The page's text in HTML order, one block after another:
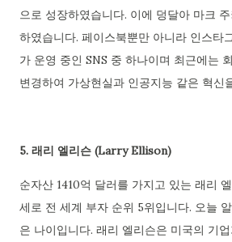
으로 성장하였습니다. 이에 덩달아 마크
하였습니다. 페이스북뿐만 아니라 인스타
가 운영 중인 SNS 중 하나이며 최근에는
변경하여 가상현실과 인공지능 같은 혁신
5. 래리 엘리슨 (Larry Ellison)
순자산 1410억 달러를 가지고 있는 래리
세로 전 세계 부자 순위 5위입니다. 오늘
은 나이입니다. 래리 엘리슨은 미국의 기